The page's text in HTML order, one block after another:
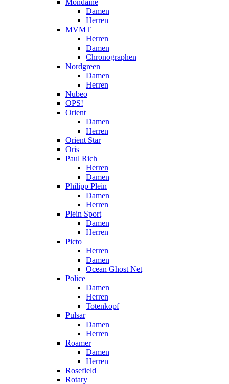
Mondaine
Damen
Herren
MVMT
Herren
Damen
Chronographen
Nordgreen
Damen
Herren
Nubeo
OPS!
Orient
Damen
Herren
Orient Star
Oris
Paul Rich
Herren
Damen
Philipp Plein
Damen
Herren
Plein Sport
Damen
Herren
Picto
Herren
Damen
Ocean Ghost Net
Police
Damen
Herren
Totenkopf
Pulsar
Damen
Herren
Roamer
Damen
Herren
Rosefield
Rotary